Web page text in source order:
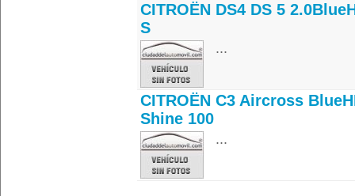
CITROËN DS4 DS 5
S
...
CITROËN C3 Aircross
Shine 100
...